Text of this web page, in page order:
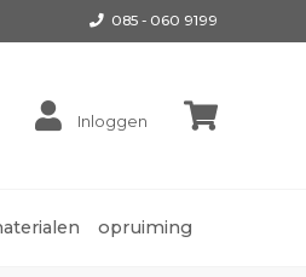
085 - 060 9199
Inloggen
opruiming